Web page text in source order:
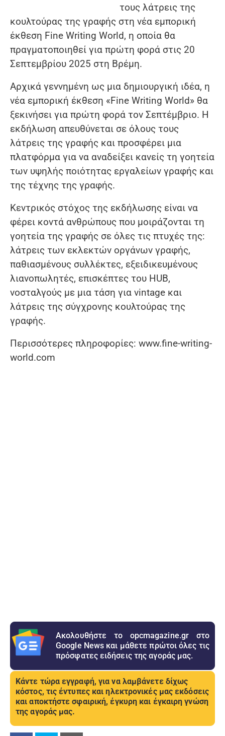
τους λάτρεις της
κουλτούρας της γραφής στη νέα εμπορική
έκθεση Fine Writing World, η οποία θα
πραγματοποιηθεί για πρώτη φορά στις 20
Σεπτεμβρίου 2025 στη Βρέμη.
Αρχικά γεννημένη ως μια δημιουργική ιδέα, η
νέα εμπορική έκθεση «Fine Writing World» θα
ξεκινήσει για πρώτη φορά τον Σεπτέμβριο. Η
εκδήλωση απευθύνεται σε όλους τους
λάτρεις της γραφής και προσφέρει μια
πλατφόρμα για να αναδείξει κανείς τη γοητεία
των υψηλής ποιότητας εργαλείων γραφής και
της τέχνης της γραφής.
Κεντρικός στόχος της εκδήλωσης είναι να
φέρει κοντά ανθρώπους που μοιράζονται τη
γοητεία της γραφής σε όλες τις πτυχές της:
λάτρεις των εκλεκτών οργάνων γραφής,
παθιασμένους συλλέκτες, εξειδικευμένους
λιανοπωλητές, επισκέπτες του HUB,
νοσταλγούς με μια τάση για vintage και
λάτρεις της σύγχρονης κουλτούρας της
γραφής.
Περισσότερες πληροφορίες: www.fine-writing-
world.com
Ακολουθήστε το opcmagazine.gr στο
Google News και μάθετε πρώτοι όλες τις
πρόσφατες ειδήσεις της αγοράς μας.
Κάντε τώρα εγγραφή, για να λαμβάνετε δίχως
κόστος, τις έντυπες και ηλεκτρονικές μας εκδόσεις
και αποκτήστε σφαιρική, έγκυρη και έγκαιρη γνώση
της αγοράς μας.